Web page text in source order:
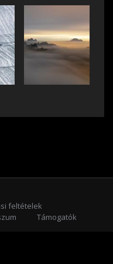
feltételek
Támogatók